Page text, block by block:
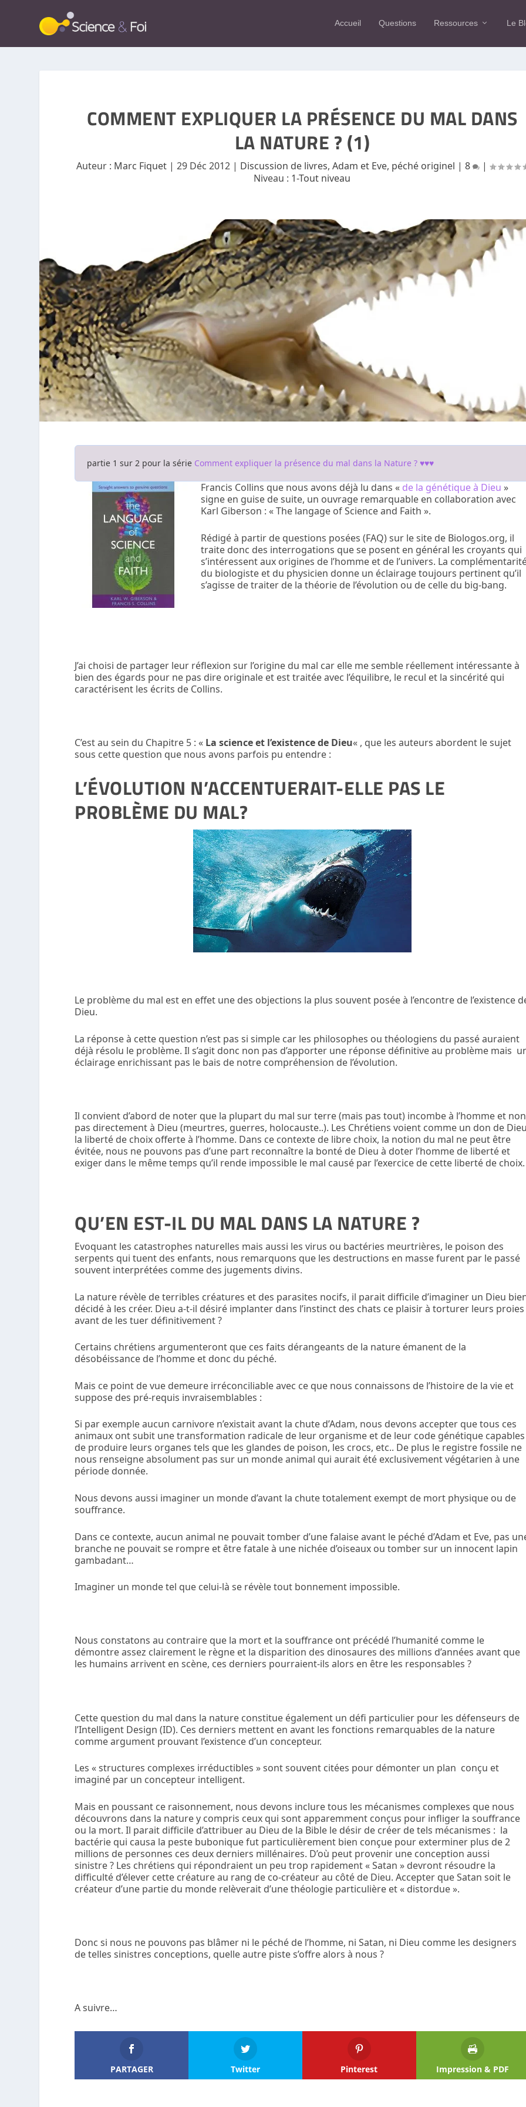
Accueil Questions Ressources Le
COMMENT EXPLIQUER LA PRÉSENCE DU MAL DANS
LA NATURE ? (1)
Auteur : Marc Fiquet| 29 Déc 2012| Discussion de livres, Adam et Eve, péché originel | 8
|
Niveau : 1-Tout niveau
partie 1 sur 2 pour la série Comment expliquer la présence du mal dans la Nature ? ♥♥♥
Francis Collins que nous avons déjà lu dans « de la génétique à Dieu »
signe en guise de suite, un ouvrage remarquable en collaboration avec
Karl Giberson : « The langage of Science and Faith ».
Rédigé à partir de questions posées (FAQ) sur le site de Biologos.org, il
traite donc des interrogations que se posent en général les croyants qui
s’intéressent aux origines de l’homme et de l’univers. La
du biologiste et du physicien donne un éclairage toujours pertinent qu’il
s’agisse de traiter de la théorie de l’évolution ou de celle du big-bang.
J’ai choisi de partager leur réflexion sur l’origine du mal car elle me semble réellement intéressante à
bien des égards pour ne pas dire originale et est traitée avec l’équilibre, le recul et la sincérité qui
caractérisent les écrits de Collins.
C’est au sein du Chapitre 5 : « La science et l’existence de Dieu« , que les auteurs abordent le sujet
sous cette question que nous avons parfois pu entendre :
L’ÉVOLUTION N’ACCENTUERAIT-ELLE PAS LE
PROBLÈME DU MAL?
Le problème du mal est en effet une des objections la plus souvent posée à l’encontre de l’existence
Dieu.
La réponse à cette question n’est pas si simple car les philosophes ou théologiens du passé auraient
déjà résolu le problème. Il s’agit donc non pas d’apporter une réponse définitive au problème mais
éclairage enrichissant pas le bais de notre compréhension de l’évolution.
Il convient d’abord de noter que la plupart du mal sur terre (mais pas tout) incombe à l’homme et non
pas directement à Dieu (meurtres, guerres, holocauste..). Les Chrétiens voient comme un don de
la liberté de choix offerte à l’homme. Dans ce contexte de libre choix, la notion du mal ne peut être
évitée, nous ne pouvons pas d’une part reconnaître la bonté de Dieu à doter l’homme de liberté et
exiger dans le même temps qu’il rende impossible le mal causé par l’exercice de cette liberté de choix.
QU’EN EST-IL DU MAL DANS LA NATURE ?
Evoquant les catastrophes naturelles mais aussi les virus ou bactéries meurtrières, le poison des
serpents qui tuent des enfants, nous remarquons que les destructions en masse furent par le passé
souvent interprétées comme des jugements divins.
La nature révèle de terribles créatures et des parasites nocifs, il parait difficile d’imaginer un Dieu
décidé à les créer. Dieu a-t-il désiré implanter dans l’instinct des chats ce plaisir à torturer leurs proies
avant de les tuer définitivement ?
Certains chrétiens argumenteront que ces faits dérangeants de la nature émanent de la
désobéissance de l’homme et donc du péché.
Mais ce point de vue demeure irréconciliable avec ce que nous connaissons de l’histoire de la vie et
suppose des pré-requis invraisemblables :
Si par exemple aucun carnivore n’existait avant la chute d’Adam, nous devons accepter que tous ces
animaux ont subit une transformation radicale de leur organisme et de leur code génétique capables
de produire leurs organes tels que les glandes de poison, les crocs, etc.. De plus le registre fossile ne
nous renseigne absolument pas sur un monde animal qui aurait été exclusivement végétarien à une
période donnée.
Nous devons aussi imaginer un monde d’avant la chute totalement exempt de mort physique ou de
souffrance.
Dans ce contexte, aucun animal ne pouvait tomber d’une falaise avant le péché d’Adam et Eve, pas
branche ne pouvait se rompre et être fatale à une nichée d’oiseaux ou tomber sur un innocent lapin
gambadant…
Imaginer un monde tel que celui-là se révèle tout bonnement impossible.
Nous constatons au contraire que la mort et la souffrance ont précédé l’humanité comme le
démontre assez clairement le règne et la disparition des dinosaures des millions d’années avant que
les humains arrivent en scène, ces derniers pourraient-ils alors en être les responsables ?
Cette question du mal dans la nature constitue également un défi particulier pour les défenseurs de
l’Intelligent Design (ID). Ces derniers mettent en avant les fonctions remarquables de la nature
comme argument prouvant l’existence d’un concepteur.
Les « structures complexes irréductibles » sont souvent citées pour démonter un plan conçu et
imaginé par un concepteur intelligent.
Mais en poussant ce raisonnement, nous devons inclure tous les mécanismes complexes que nous
découvrons dans la nature y compris ceux qui sont apparemment conçus pour infliger la souffrance
ou la mort. Il parait difficile d’attribuer au Dieu de la Bible le désir de créer de tels mécanismes : la
bactérie qui causa la peste bubonique fut particulièrement bien conçue pour exterminer plus de 2
millions de personnes ces deux derniers millénaires. D’où peut provenir une conception aussi
sinistre ? Les chrétiens qui répondraient un peu trop rapidement « Satan » devront résoudre la
difficulté d’élever cette créature au rang de co-créateur au côté de Dieu. Accepter que Satan soit le
créateur d’une partie du monde relèverait d’une théologie particulière et « distordue ».
Donc si nous ne pouvons pas blâmer ni le péché de l’homme, ni Satan, ni Dieu comme les designers
de telles sinistres conceptions, quelle autre piste s’offre alors à nous ?
A suivre…
PARTAGER Twitter Pinterest Impression & PDF